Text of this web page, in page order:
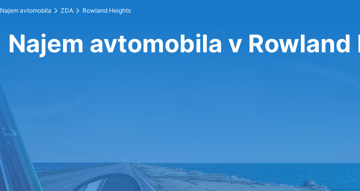
Najem avtomobila ZDA Rowland Heights
Najem avtomobila v